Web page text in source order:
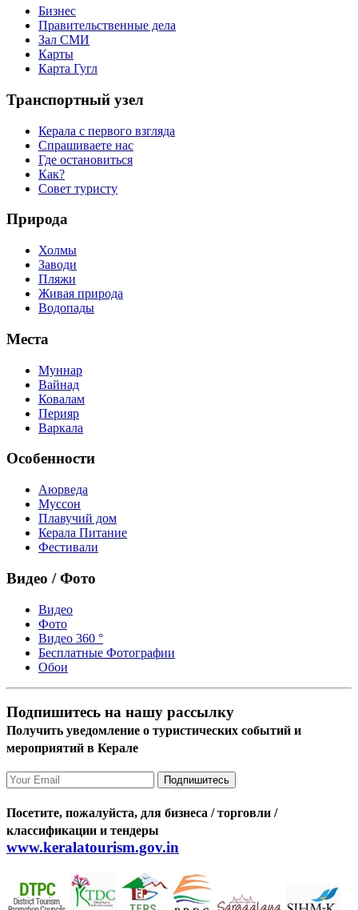
Бизнес
Правительственные дела
Зал СМИ
Карты
Карта Гугл
Транспортный узел
Керала с первого взгляда
Спрашиваете нас
Где остановиться
Как?
Совет туристу
Природа
Холмы
Заводи
Пляжи
Живая природа
Водопады
Места
Муннар
Вайнад
Ковалам
Перияр
Варкала
Особенности
Аюрведа
Муссон
Плавучий дом
Керала Питание
Фестивали
Видео / Фото
Видео
Фото
Видео 360 °
Бесплатные Фотографии
Обои
Подпишитесь на нашу рассылку
Получить уведомление о туристических событий и
мероприятий в Керале
Подпишитесь
Посетите, пожалуйста, для бизнеса / торговли /
классификации и тендеры
www.keralatourism.gov.in